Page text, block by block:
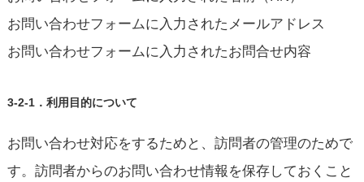
お問い合わせフォームに入力されたメールアドレス
お問い合わせフォームに入力されたお問合せ内容
3-2-1．利用目的について
お問い合わせ対応をするためと、訪問者の管理のためで
す。訪問者からのお問い合わせ情報を保存しておくこと